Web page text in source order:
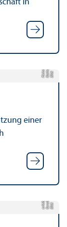
in
Bil
d:
K
a
t
h
a ri
n
aH
ei
n
z
einer
Bil
d:
f
o
r
s
c
h
u
n
g-e
rl
e
b
e
n.
d
e